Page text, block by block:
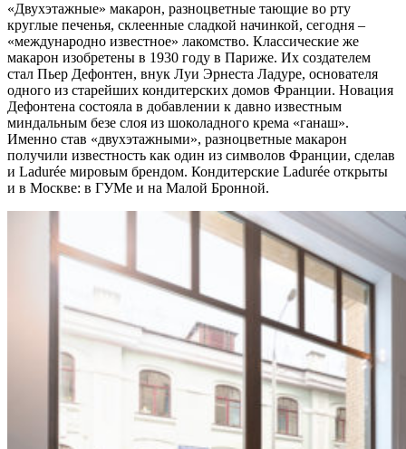
«Двухэтажные» макарон, разноцветные тающие во рту
круглые печенья, склеенные сладкой начинкой, сегодня –
«международно известное» лакомство. Классические же
макарон изобретены в 1930 году в Париже. Их создателем
стал Пьер Дефонтен, внук Луи Эрнеста Ладуре, основателя
одного из старейших кондитерских домов Франции. Новация
Дефонтена состояла в добавлении к давно известным
миндальным безе слоя из шоколадного крема «ганаш».
Именно став «двухэтажными», разноцветные макарон
получили известность как один из символов Франции, сделав
и Ladurée мировым брендом. Кондитерские Ladurée открыты
и в Москве: в ГУМе и на Малой Бронной.